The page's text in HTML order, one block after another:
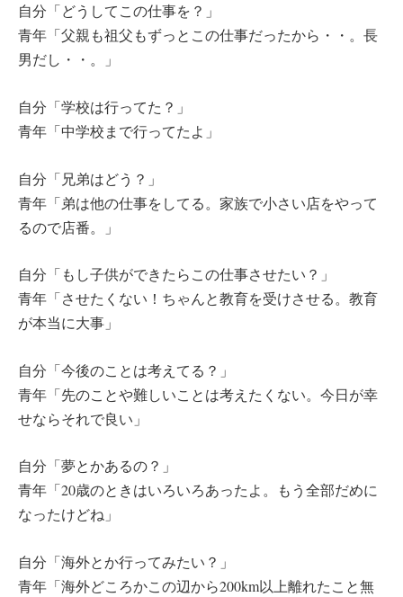
自分「どうしてこの仕事を？」
青年「父親も祖父もずっとこの仕事だったから・・。長
男だし・・。」
自分「学校は行ってた？」
青年「中学校まで行ってたよ」
自分「兄弟はどう？」
青年「弟は他の仕事をしてる。家族で小さい店をやって
るので店番。」
自分「もし子供ができたらこの仕事させたい？」
青年「させたくない！ちゃんと教育を受けさせる。教育
が本当に大事」
自分「今後のことは考えてる？」
青年「先のことや難しいことは考えたくない。今日が幸
せならそれで良い」
自分「夢とかあるの？」
青年「20歳のときはいろいろあったよ。もう全部だめに
なったけどね」
自分「海外とか行ってみたい？」
青年「海外どころかこの辺から200km以上離れたこと無